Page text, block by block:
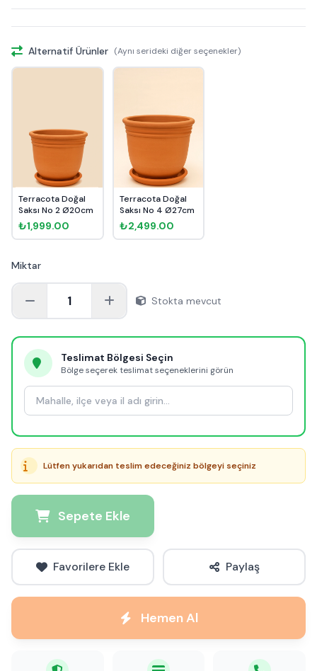
Alternatif Ürünler (Aynı serideki diğer seçenekler)
Terracota Doğal
Saksı No 2 Ø20cm
₺1,999.00
Terracota Doğal
Saksı No 4 Ø27cm
₺2,499.00
Miktar
1 Stokta mevcut
Teslimat Bölgesi Seçin
Bölge seçerek teslimat seçeneklerini görün
Lütfen yukarıdan teslim edeceğiniz bölgeyi seçiniz
Sepete Ekle
Favorilere Ekle Paylaş
Hemen Al